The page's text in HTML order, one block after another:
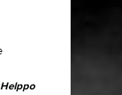
Helppo